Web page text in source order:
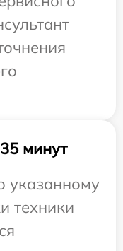
минут
указанному
техники